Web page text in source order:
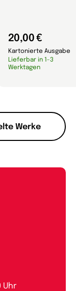
Werke
20,00 €
Kartonierte Ausgabe
Lieferbar in 1-3
Werktagen
Uhr